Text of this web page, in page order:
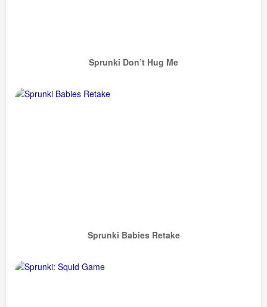
Sprunki Don’t Hug Me
Sprunki Babies Retake